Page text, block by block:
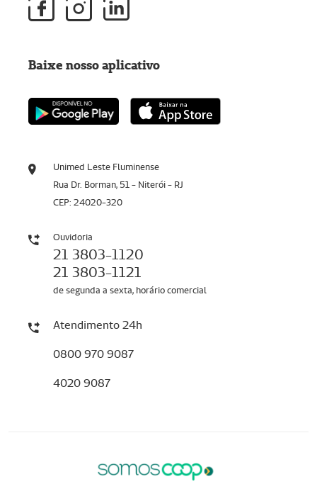
Unimed Leste Fluminense
Rua Dr. Borman, 51 - Niterói - RJ
CEP: 24020-320
Ouvidoria
21 3803-1120
21 3803-1121
de segunda a sexta, horário comercial
Atendimento 24h
0800 970 9087
4020 9087
Baixe nosso aplicativo